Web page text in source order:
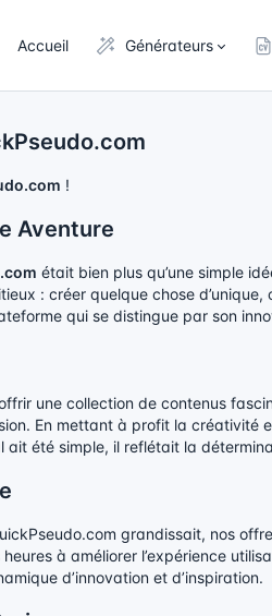
Accueil Générateurs
!
Aventure
était bien plus qu’une simple
: créer quelque chose
qui se distingue par son
une collection de contenus
En mettant à profit la créativité
ait été simple, il reflétait la
grandissait, nos
à améliorer l’expérience
d’innovation et d’inspiration.